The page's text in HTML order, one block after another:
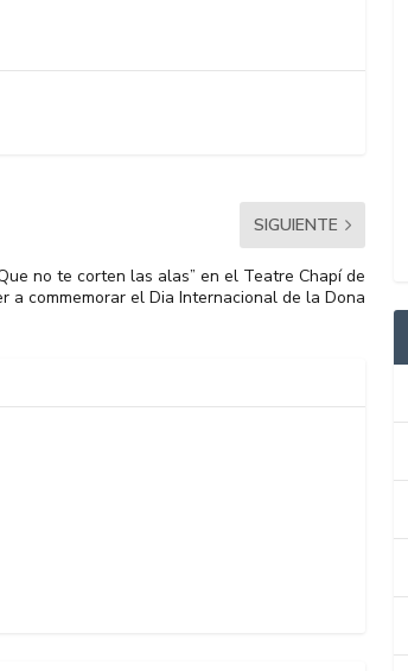
SIGUIENTE
Que no te corten las alas” en el Teatre Chapí de
a commemorar el Dia Internacional de la Dona